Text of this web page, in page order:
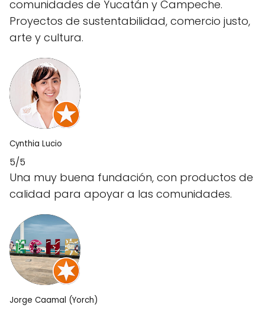
comunidades de Yucatán y Campeche.
Proyectos de sustentabilidad, comercio justo,
arte y cultura.
Cynthia Lucio
5/5
Una muy buena fundación, con productos de
calidad para apoyar a las comunidades.
Jorge Caamal (Yorch)